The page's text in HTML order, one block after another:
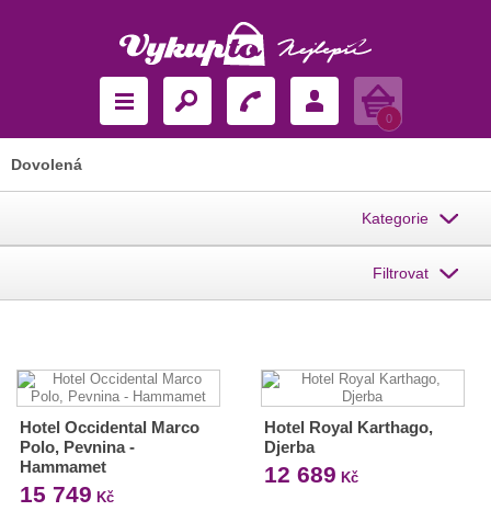
Košík
0
Dovolená
Kategorie
Filtrovat
Hotel Occidental Marco
Polo, Pevnina -
Hammamet
15 749 Kč
Hotel Royal Karthago,
Djerba
12 689 Kč